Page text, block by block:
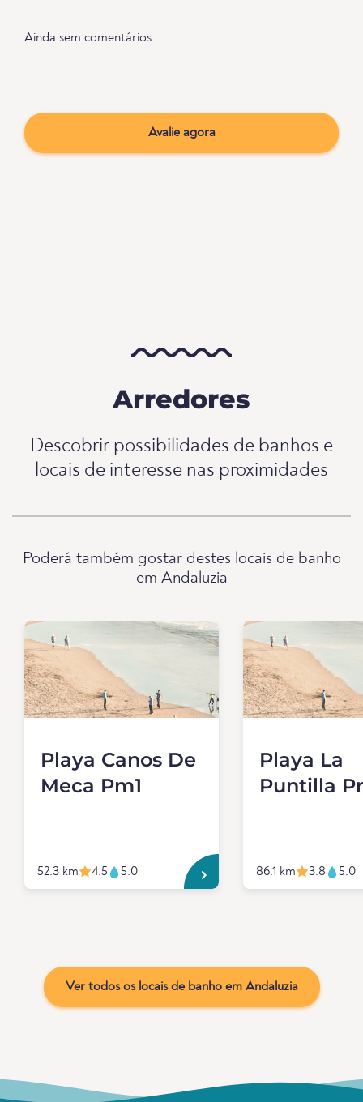
Ainda sem comentários
Avalie agora
Arredores
Descobrir possibilidades de banhos e
locais de interesse nas proximidades
Poderá também gostar destes locais de banho
em Andaluzia
Playa Canos De
Meca Pm1
52.3 km 4.5 5.0
Playa La
Puntilla
86.1 km 3.8 5.0
Ver todos os locais de banho em Andaluzia